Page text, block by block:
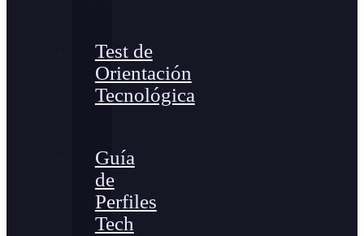
Test de
Orientación
Tecnológica
Guía
de
Perfiles
Tech